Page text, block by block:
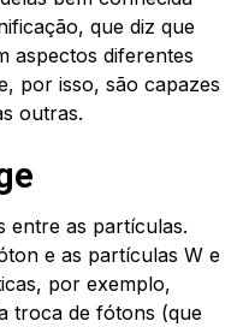
que diz que
aspectos diferentes
por isso, são capazes
outras.
entre as partículas.
e as partículas W e
por exemplo,
troca de fótons (que